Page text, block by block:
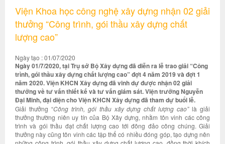
Viện Khoa học công nghệ xây dựng nhận 02 giải
thưởng “Công trình, gói thầu xây dựng chất
lượng cao”
Ngày tạo : 01/07/2020
Ngày 01/7/2020, tại Trụ sở Bộ Xây dựng đã diễn ra lễ trao giải “Công
trình, gói thầu xây dựng chất lượng cao” đợt 4 năm 2019 và đợt 1
năm 2020. Viện KHCN Xây dựng đã vinh dự được nhận 02 giải
thưởng về tư vấn thiết kế và tư vấn giám sát. Viện trưởng Nguyễn
Đại Minh, đại diện cho Viện KHCN Xây dựng đã tham dự buổi lễ.
Giải thưởng “Công trình, gói thầu xây dựng chất lượng cao”là giải
thưởng thường niên uy tín của Bộ Xây dựng, nhằm tôn vinh các công
trình và gói thầu đạt chất lượng cao tới đông đảo công chúng. Giải
thưởng này cũng tôn vinh các tập thể có nhiều đóng góp, tạo dựng nên